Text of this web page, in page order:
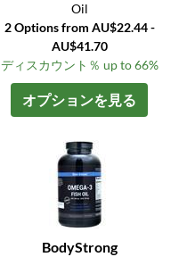
Oil
2 Options from AU$22.44 -
AU$41.70
ディスカウント％ up to 66%
オプションを見る
BodyStrong